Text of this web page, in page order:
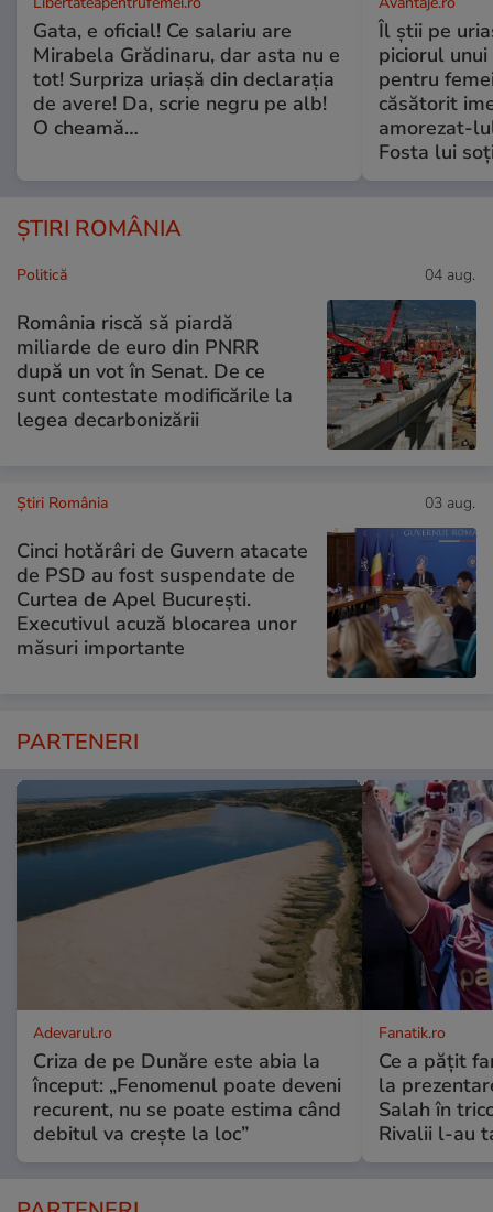
Gata, e oficial! Ce salariu are
Mirabela Grădinaru, dar asta nu e
tot! Surpriza uriașă din declarația
de avere! Da, scrie negru pe alb!
O cheamă…
Îl știi pe
piciorul
pentru
căsătorit
amorezat-
Fosta lui
ȘTIRI ROMÂNIA
Politică 04 aug.
România riscă să piardă
miliarde de euro din PNRR
după un vot în Senat. De ce
sunt contestate modificările la
legea decarbonizării
Știri România 03 aug.
Cinci hotărâri de Guvern atacate
de PSD au fost suspendate de
Curtea de Apel București.
Executivul acuză blocarea unor
măsuri importante
PARTENERI
Adevarul.ro
Criza de pe Dunăre este abia la
început: „Fenomenul poate deveni
recurent, nu se poate estima când
debitul va crește la loc”
Fanatik.ro
Ce a pățit
la
Salah în
Rivalii l-au